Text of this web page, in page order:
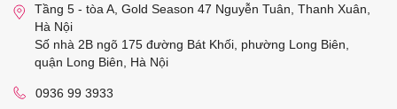
Tầng 5 - tòa A, Gold Season 47 Nguyễn Tuân, Thanh Xuân,
Hà Nội
Số nhà 2B ngõ 175 đường Bát Khối, phường Long Biên,
quận Long Biên, Hà Nội
0936 99 3933